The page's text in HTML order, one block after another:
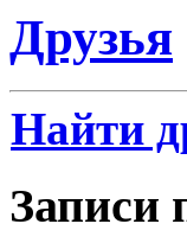
Друзья
Найти
Записи